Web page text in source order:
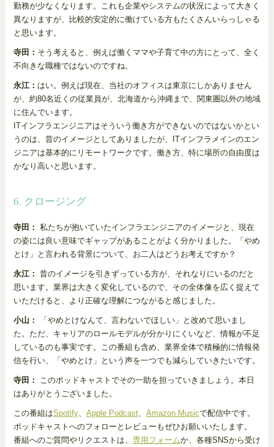
勤務が少なくなります。これも企業やシステムの状況によって大きく
異なりますが、比較的安定的に働けている方もたくさんいらっしゃる
と思います。
寺田： そう考えると、例えば働くママや子育て中の方にとって、全く
不向きな職種ではないのですね。
永江： はい。例えば現在、当社のオフィスは東京にしかありません
が、約80名近くの従業員が、北海道から沖縄まで、関東圏以外の地域
に住んでいます。
ITインフラエンジニアはそういう働き方ができないのではないかとい
うのは、昔のイメージとしてありましたが、ITインフラメインのエン
ジニアは基本的にリモートワークです。働き方、特に場所の自由度は
かなり高いと思います。
6. クロージング
寺田： 私たちが抱いていたインフラエンジニアのイメージと、現在
の姿には良い意味でギャップがあることがよく分かりました。「やめ
とけ」と言われる背景について、お二人はどうお考えですか？
永江： 昔のイメージを引きずっている方が、それなりにいるのだと
思います。業界は大きく変化しているので、その全体像を広く捉えて
いただけると、より正確な理解につながると感じました。
小山：
「やめとけなんて、言わないでほしい」と改めて思いまし
た。ただ、キャリアのロールモデルが分かりにくいなど、情報が不足
しているのも事実です。この番組も含め、業界全体で積極的に情報発
信を行い、「やめとけ」という声を一つでも減らしていきたいです。
寺田：
このポッドキャストでその一助を担っていきましょう。本日
はありがとうございました。
この番組はSpotify、 Apple Podcast、 Amazon Musicで配信中です。
ポッドキャストへのフォローとレビューもぜひお願いいたします。
番組へのご質問やリクエストは、 専用フォームか、各種SNSから受け